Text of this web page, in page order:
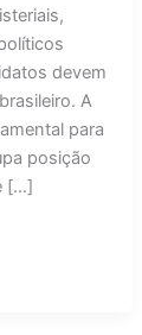
devem
A
para
posição
[…]